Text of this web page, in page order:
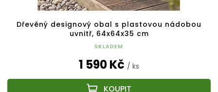
Dřevěný designový obal s plastovou nádobou
uvnitř, 64x64x35 cm
SKLADEM
1 590 Kč / ks